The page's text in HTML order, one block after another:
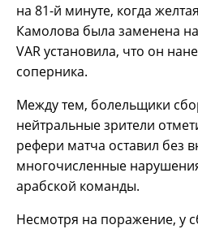
на 81-й минуте, когда
Камолова была заменена
VAR установила, что он
соперника.
Между тем, болельщики
нейтральные зрители
рефери матча оставил без
многочисленные
арабской команды.
Несмотря на поражение, у